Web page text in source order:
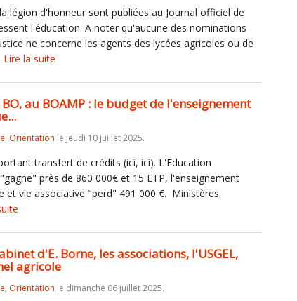
légion d'honneur sont publiées au Journal officiel de
l'éducation. A noter qu'aucune des nominations
ne concerne les agents des lycées agricoles ou de
Lire la suite
au BOAMP : le budget de l'enseignement
, Orientation le jeudi 10 juillet 2025.
transfert de crédits (ici, ici). L'Education
près de 860 000€ et 15 ETP, l'enseignement
et vie associative "perd" 491 000 €. Ministères.
d'E. Borne, les associations, l'USGEL,
agricole
, Orientation le dimanche 06 juillet 2025.